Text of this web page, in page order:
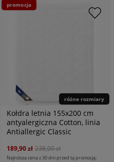
różne rozmiary
Kołdra letnia 155x200 cm
antyalergiczna Cotton, linia
Antiallergic Classic
189,90 zł 238,00 zł
Najniższa cena z 30 dni przed tą promocją:
promocja